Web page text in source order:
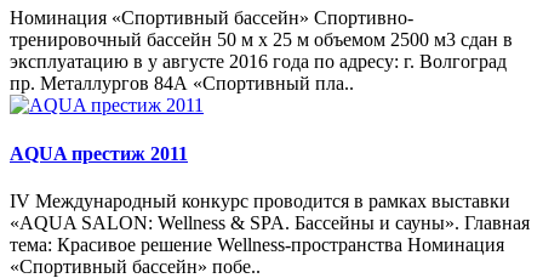
Номинация «Спортивный бассейн» Спортивно-
тренировочный бассейн 50 м х 25 м объемом 2500 м3 сдан в
эксплуатацию в у августе 2016 года по адресу: г. Волгоград
пр. Металлургов 84А «Спортивный пла..
AQUA престиж 2011
IV Международный конкурс проводится в рамках выставки
«AQUA SALON: Wellness & SPA. Бассейны и сауны». Главная
тема: Красивое решение Wellness-пространства Номинация
«Спортивный бассейн» побе..